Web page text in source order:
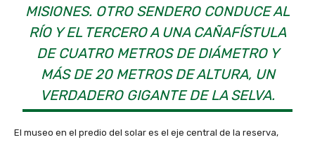
MISIONES. OTRO SENDERO CONDUCE AL
RÍO Y EL TERCERO A UNA CAÑAFÍSTULA
DE CUATRO METROS DE DIÁMETRO Y
MÁS DE 20 METROS DE ALTURA, UN
VERDADERO GIGANTE DE LA SELVA.
El museo en el predio del solar es el eje central de la reserva,